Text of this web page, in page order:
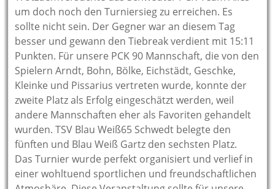
um doch noch den Turniersieg zu erreichen. Es
sollte nicht sein. Der Gegner war an diesem Tag
besser und gewann den Tiebreak verdient mit 15:11
Punkten. Für unsere PCK 90 Mannschaft, die von den
Spielern Arndt, Bohn, Bölke, Eichstädt, Geschke,
Kleinke und Pissarius vertreten wurde, konnte der
zweite Platz als Erfolg eingeschätzt werden, weil
andere Mannschaften eher als Favoriten gehandelt
wurden. TSV Blau Weiß65 Schwedt belegte den
fünften und Blau Weiß Gartz den sechsten Platz.
Das Turnier wurde perfekt organisiert und verlief in
einer wohltuend sportlichen und freundschaftlichen